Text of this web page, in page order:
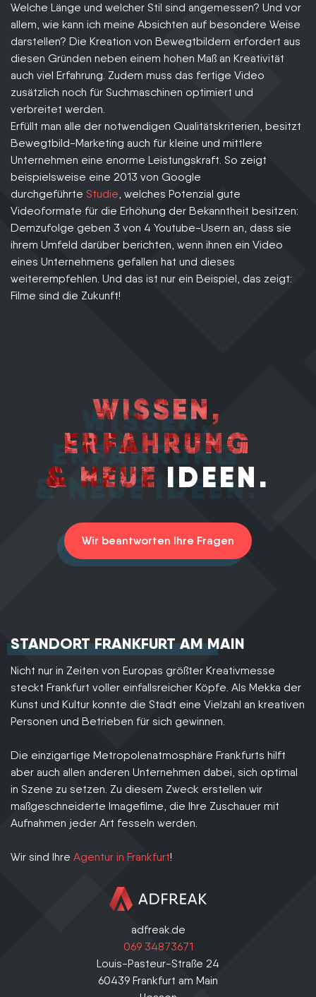
Welche Länge und welcher Stil sind angemessen? Und vor
allem, wie kann ich meine Absichten auf besondere Weise
darstellen? Die Kreation von Bewegtbildern erfordert aus
diesen Gründen neben einem hohen Maß an Kreativität
auch viel Erfahrung. Zudem muss das fertige Video
zusätzlich noch für Suchmaschinen optimiert und
verbreitet werden.
Erfüllt man alle der notwendigen Qualitätskriterien, besitzt
Bewegtbild-Marketing auch für kleine und mittlere
Unternehmen eine enorme Leistungskraft. So zeigt
beispielsweise eine 2013 von Google
durchgeführte Studie, welches Potenzial gute
Videoformate für die Erhöhung der Bekanntheit besitzen:
Demzufolge geben 3 von 4 Youtube-Usern an, dass sie
ihrem Umfeld darüber berichten, wenn ihnen ein Video
eines Unternehmens gefallen hat und dieses
weiterempfehlen. Und das ist nur ein Beispiel, das zeigt:
Filme sind die Zukunft!
WISSEN,
ERFAHRUNG
& NEUEIDEEN.
Wir beantworten Ihre Fragen
STANDORT FRANKFURT AM MAIN
Nicht nur in Zeiten von Europas größter Kreativmesse
steckt Frankfurt voller einfallsreicher Köpfe. Als Mekka der
Kunst und Kultur konnte die Stadt eine Vielzahl an kreativen
Personen und Betrieben für sich gewinnen.
Die einzigartige Metropolenatmosphäre Frankfurts hilft
aber auch allen anderen Unternehmen dabei, sich optimal
in Szene zu setzen. Zu diesem Zweck erstellen wir
maßgeschneiderte Imagefilme, die Ihre Zuschauer mit
Aufnahmen jeder Art fesseln werden.
Wir sind Ihre Agentur in Frankfurt!
adfreak.de
069 34873671
Louis-Pasteur-Straße 24
60439 Frankfurt am Main